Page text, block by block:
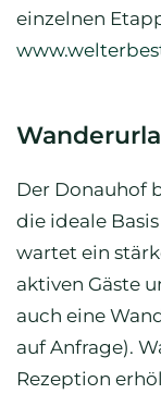
einzelnen
Der Donauhof
die ideale
wartet ein
aktiven Gäste
auch eine
auf Anfrage).
Rezeption